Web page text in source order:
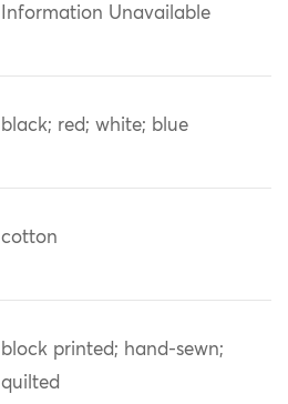
Information Unavailable
black; red; white; blue
cotton
block printed; hand-sewn;
quilted